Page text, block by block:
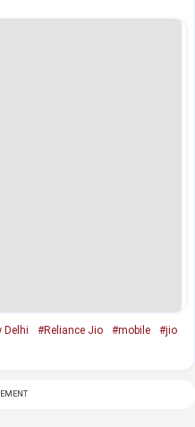
Delhi #Reliance Jio #mobile
#jio